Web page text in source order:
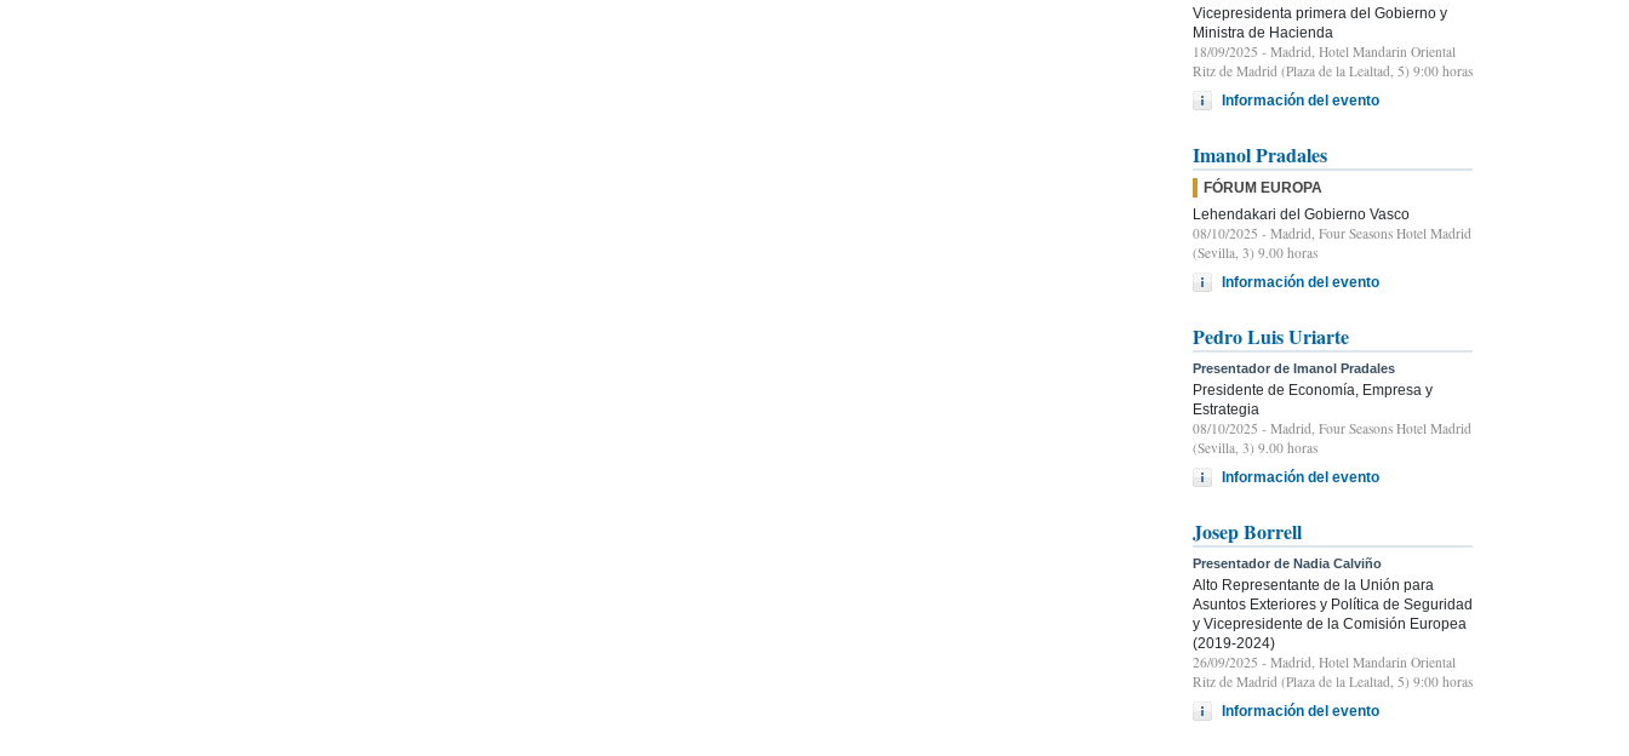
Vicepresidenta primera del Gobierno y
Ministra de Hacienda
18/09/2025 - Madrid, Hotel Mandarin Oriental
Ritz de Madrid (Plaza de la Lealtad, 5) 9:00 horas
Información del evento
Imanol Pradales
FÓRUM EUROPA
Lehendakari del Gobierno Vasco
08/10/2025 - Madrid, Four Seasons Hotel Madrid
(Sevilla, 3) 9.00 horas
Información del evento
Pedro Luis Uriarte
Presentador de Imanol Pradales
Presidente de Economía, Empresa y
Estrategia
08/10/2025 - Madrid, Four Seasons Hotel Madrid
(Sevilla, 3) 9.00 horas
Información del evento
Josep Borrell
Presentador de Nadia Calviño
Alto Representante de la Unión para
Asuntos Exteriores y Política de Seguridad
y Vicepresidente de la Comisión Europea
(2019-2024)
26/09/2025 - Madrid, Hotel Mandarin Oriental
Ritz de Madrid (Plaza de la Lealtad, 5) 9:00 horas
Información del evento